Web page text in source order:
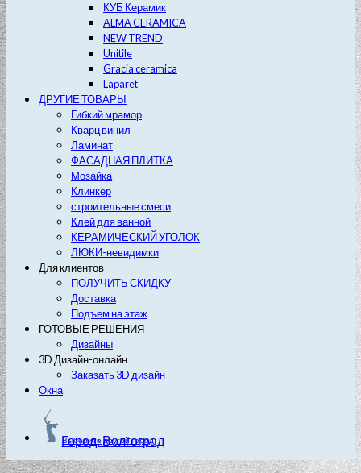
КУБ Керамик
ALMA CERAMICA
NEW TREND
Unitile
Gracia ceramica
Laparet
ДРУГИЕ ТОВАРЫ
Гибкий мрамор
Кварц винил
Ламинат
ФАСАДНАЯ ПЛИТКА
Мозайка
Клинкер
строительные смеси
Клей для ванной
КЕРАМИЧЕСКИЙ УГОЛОК
ЛЮКИ-невидимки
Для клиентов
ПОЛУЧИТЬ СКИДКУ
Доставка
Подъем на этаж
ГОТОВЫЕ РЕШЕНИЯ
Дизайны
3D Дизайн-онлайн
Заказать 3D дизайн
Окна
Город: Волгоград
Выберите другой город